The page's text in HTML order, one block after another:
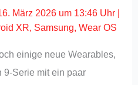
März 2026 um 13:46 Uhr
XR, Samsung,Wear OS
einige neue Wearables,
9-Serie mit ein paar